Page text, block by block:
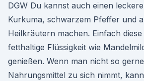
DGW Du kannst auch einen
Kurkuma, schwarzem Pfeffer und
Heilkräutern machen. Einfach
fetthaltige Flüssigkeit wie
genießen. Wenn man nicht so
Nahrungsmittel zu sich nimmt,